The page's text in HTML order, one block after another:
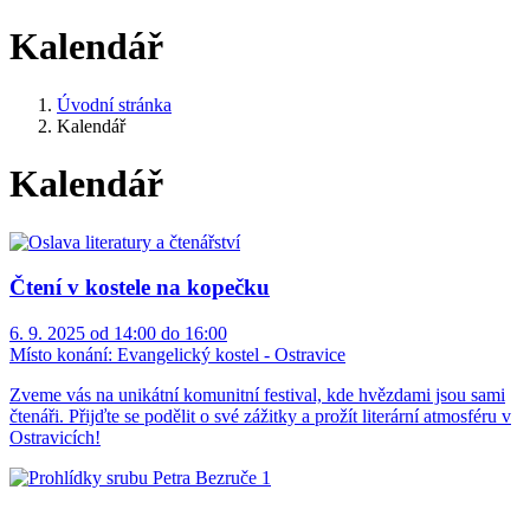
Kalendář
Úvodní stránka
Kalendář
Kalendář
Čtení v kostele na kopečku
6. 9. 2025 od 14:00 do 16:00
Místo konání: Evangelický kostel - Ostravice
Zveme vás na unikátní komunitní festival, kde hvězdami jsou sami
čtenáři. Přijďte se podělit o své zážitky a prožít literární atmosféru v
Ostravicích!